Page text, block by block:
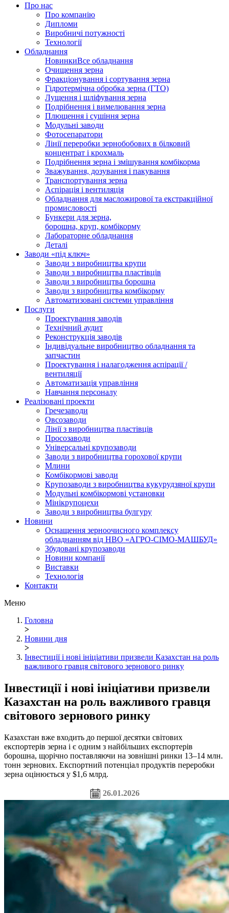
Про нас
Про компанію
Дипломи
Виробничі потужності
Технології
Обладнання
НовинкиВсе обладнання
Очищення зерна
Фракціонування і сортування зерна
Гідротермічна обробка зерна (ГТО)
Лущення і шліфування зерна
Подрібнення і вимелювання зерна
Плющення і сушіння зерна
Модульні заводи
Фотосепаратори
Лінії переробки зернобобових в білковий
концентрат і крохмаль
Подрібнення зерна і змішування комбікорма
Зважування, дозування і пакування
Транспортування зерна
Аспірація і вентиляція
Обладнання для масложирової та екстракційної
промисловості
Бункери для зерна,
борошна, круп, комбікорму
Лабораторне обладнання
Деталі
Заводи «під ключ»
Заводи з виробництва крупи
Заводи з виробництва пластівців
Заводи з виробництва борошна
Заводи з виробництва комбікорму
Автоматизовані системи управління
Послуги
Проектування заводів
Технічний аудит
Реконструкція заводів
Індивідуальне виробництво обладнання та
запчастин
Проектування і налагодження аспірації /
вентиляції
Автоматизація управління
Навчання персоналу
Реалізовані проекти
Гречезаводи
Овсозаводи
Лінії з виробництва пластівців
Просозаводи
Універсальні крупозаводи
Заводи з виробництва горохової крупи
Млини
Комбікормові заводи
Крупозаводи з виробництва кукурудзяної крупи
Модульні комбікормові установки
Мінікрупоцехи
Заводи з виробництва булгуру
Новини
Оснащення зерноочисного комплексу
обладнанням від НВО «АГРО-СІМО-МАШБУД»
Збудовані крупозаводи
Новини компанії
Виставки
Технологія
Контакти
Меню
Головна
>
Новини дня
>
Інвестиції і нові ініціативи призвели Казахстан на роль
важливого гравця світового зернового ринку
Інвестиції і нові ініціативи призвели
Казахстан на роль важливого гравця
світового зернового ринку
Казахстан вже входить до першої десятки світових
експортерів зерна і є одним з найбільших експортерів
борошна, щорічно поставляючи на зовнішні ринки 13–14 млн.
тонн зернових. Експортний потенціал продуктів переробки
зерна оцінюється у $1,6 млрд.
26.01.2026